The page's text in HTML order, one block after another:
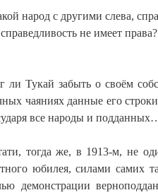
народ с другими слева,
не имеет
ли Тукай забыть о своём
чаяниях данные его
все народы и
тогда же, в 1913-м, не
юбилея, силами самих
демонстрации